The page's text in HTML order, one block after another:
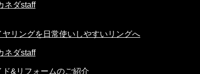
ネダstaff
ヤリングを日常使いしやすいリングへ
ネダstaff
&リフォームのご紹介